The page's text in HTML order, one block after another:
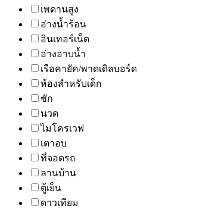
เพดานสูง
อ่างน้ำร้อน
อินเทอร์เน็ต
อ่างอาบน้ำ
เรือคายัค/พาดเดิลบอร์ด
ห้องสำหรับเด็ก
ซัก
นวด
ไมโครเวฟ
เตาอบ
ที่จอดรถ
ลานบ้าน
ตู้เย็น
ดาวเทียม